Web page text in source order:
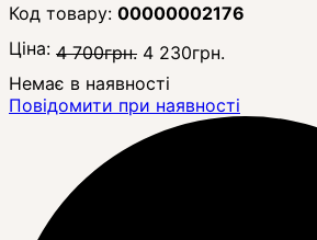
00000002176
Ціна: 4 700грн. 4 230грн.
Немає в наявності
Повідомити при наявності